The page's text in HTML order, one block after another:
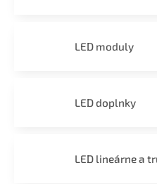
LED moduly
LED doplnky
LED lineárne a